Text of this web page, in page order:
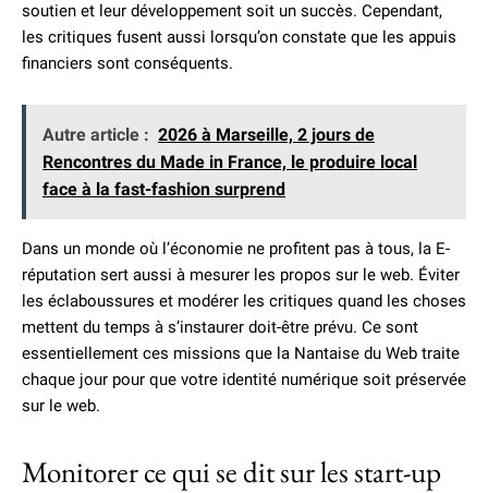
soutien et leur développement soit un succès. Cependant,
les critiques fusent aussi lorsqu’on constate que les appuis
financiers sont conséquents.
Autre article : 2026 à Marseille, 2 jours de
Rencontres du Made in France, le produire local
face à la fast-fashion surprend
Dans un monde où l’économie ne profitent pas à tous, la E-
réputation sert aussi à mesurer les propos sur le web. Éviter
les éclaboussures et modérer les critiques quand les choses
mettent du temps à s’instaurer doit-être prévu. Ce sont
essentiellement ces missions que la Nantaise du Web traite
chaque jour pour que votre identité numérique soit préservée
sur le web.
Monitorer ce qui se dit sur les start-up